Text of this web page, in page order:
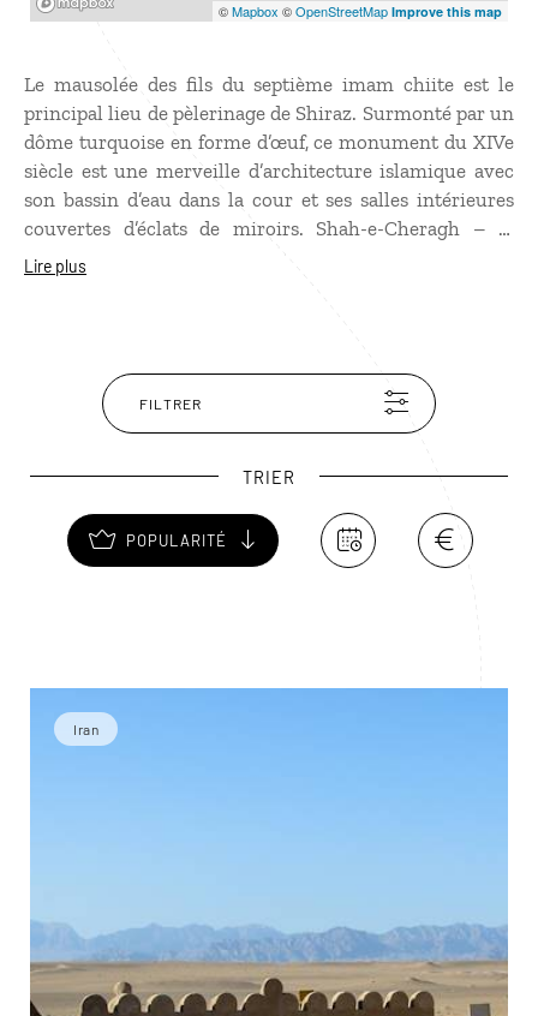
©Mapbox ©OpenStreetMap Improve this map
Le mausolée des fils du septième imam chiite est le
principal lieu de pèlerinage de Shiraz. Surmonté par un
dôme turquoise en forme d’œuf, ce monument du XIVe
siècle est une merveille d’architecture islamique avec
son bassin d’eau dans la cour et ses salles intérieures
couvertes d’éclats de miroirs. Shah-e-Cheragh – le
Sanctuaire du Dieu de la Lumière – vibre de la ferveur
Lire plus
FILTRER
TRIER
POPULARITÉ
Iran